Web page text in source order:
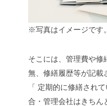
※写真はイメージです。
そこには、管理費や修
無、修繕履歴等が記載
「 定期的に修繕され
合・管理会社はきちん